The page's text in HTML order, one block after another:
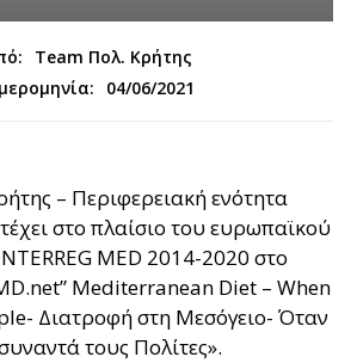
Team Πολ. Κρήτης
04/06/2021
– Περιφερειακή ενότητα
στο πλαίσιο του ευρωπαϊκού
MED 2014-2020 στο
Mediterranean Diet – When
Διατροφή στη Μεσόγειο- Όταν
τους Πολίτες».